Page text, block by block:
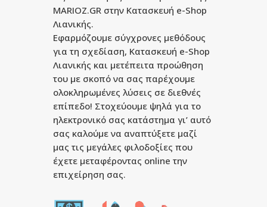
MARIOZ.GR στην Κατασκευή e-Shop
Λιανικής.
Εφαρμόζουμε σύγχρονες μεθόδους
για τη σχεδίαση, Κατασκευή e-Shop
Λιανικής και μετέπειτα προώθηση
του με σκοπό να σας παρέχουμε
ολοκληρωμένες λύσεις σε διεθνές
επίπεδο! Στοχεύουμε ψηλά για το
ηλεκτρονικό σας κατάστημα γι’ αυτό
σας καλούμε να αναπτύξετε μαζί
μας τις μεγάλες φιλοδοξίες που
έχετε μεταφέροντας online την
επιχείρηση σας.